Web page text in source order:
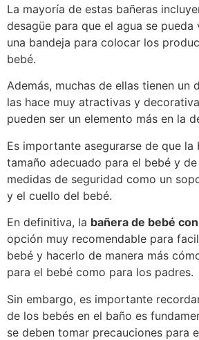
La mayoría de estas bañeras
desagüe para que el agua se
una bandeja para colocar los
bebé.
Además, muchas de ellas tienen un
las hace muy atractivas y
pueden ser un elemento más en la
Es importante asegurarse de que la
tamaño adecuado para el bebé y
medidas de seguridad como un
y el cuello del bebé.
En definitiva, la bañera de bebé
opción muy recomendable para
bebé y hacerlo de manera más
para el bebé como para los padres.
Sin embargo, es importante
de los bebés en el baño es
se deben tomar precauciones para